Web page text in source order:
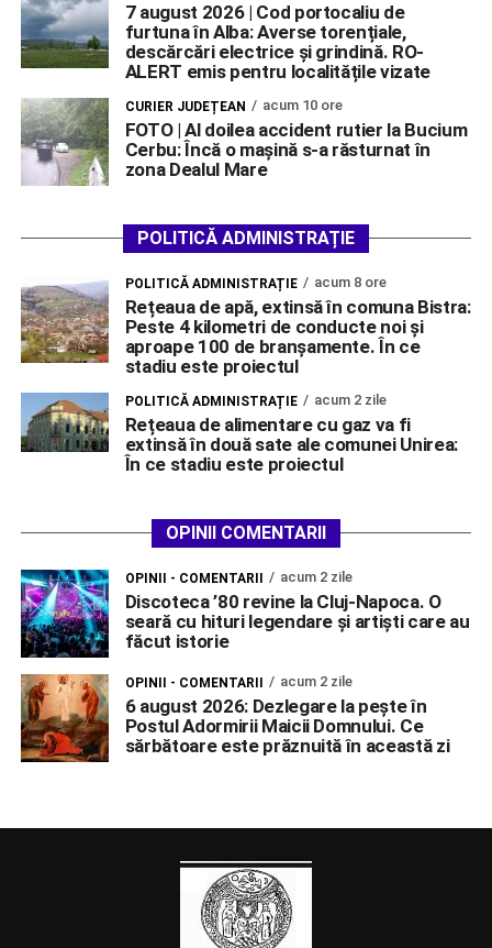
7 august 2026 | Cod portocaliu de
furtuna în Alba: Averse torențiale,
descărcări electrice și grindină. RO-
ALERT emis pentru localitățile vizate
CURIER JUDEȚEAN acum 10 ore
FOTO | Al doilea accident rutier la Bucium
Cerbu: Încă o mașină s-a răsturnat în
zona Dealul Mare
POLITICĂ ADMINISTRAȚIE
POLITICĂ ADMINISTRAȚIE acum 8 ore
Rețeaua de apă, extinsă în comuna Bistra:
Peste 4 kilometri de conducte noi și
aproape 100 de branșamente. În ce
stadiu este proiectul
POLITICĂ ADMINISTRAȚIE acum 2 zile
Rețeaua de alimentare cu gaz va fi
extinsă în două sate ale comunei Unirea:
În ce stadiu este proiectul
OPINII COMENTARII
OPINII - COMENTARII acum 2 zile
Discoteca ’80 revine la Cluj-Napoca. O
seară cu hituri legendare și artiști care au
făcut istorie
OPINII - COMENTARII acum 2 zile
6 august 2026: Dezlegare la pește în
Postul Adormirii Maicii Domnului. Ce
sărbătoare este prăznuită în această zi